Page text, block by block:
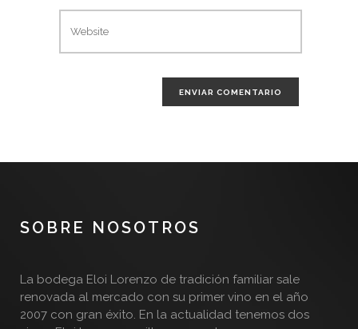
SOBRE NOSOTROS
La bodega Eloi Lorenzo de tradición familiar sale
renovada al mercado con su primer vino en el año
2007 con gran éxito. En la actualidad tenemos dos